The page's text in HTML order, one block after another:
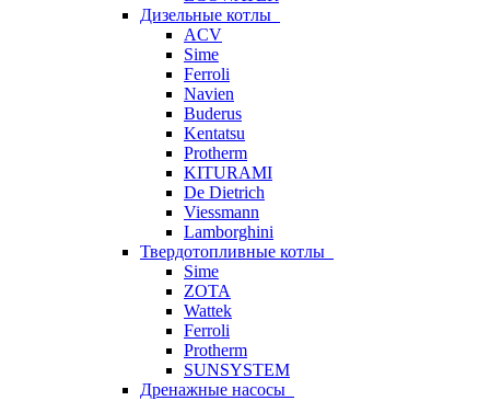
Дизельные котлы
ACV
Sime
Ferroli
Navien
Buderus
Kentatsu
Protherm
KITURAMI
De Dietrich
Viessmann
Lamborghini
Твердотопливные котлы
Sime
ZOTA
Wattek
Ferroli
Protherm
SUNSYSTEM
Дренажные насосы